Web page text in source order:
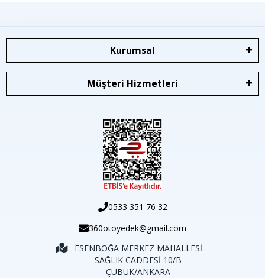
Kurumsal
Müşteri Hizmetleri
0533 351 76 32
360otoyedek@gmail.com
ESENBOĞA MERKEZ MAHALLESİ
SAĞLIK CADDESİ 10/B
ÇUBUK/ANKARA